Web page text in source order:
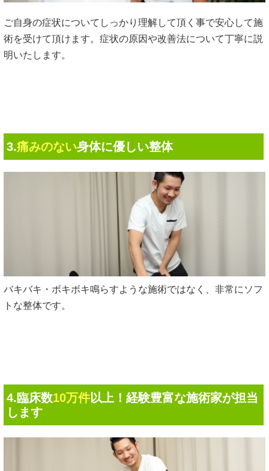
ご自身の症状についてしっかり理解して頂く事で安心して施
術を受けて頂けます。症状の原因や改善法について丁寧に説
明いたします。
3.痛みのない身体に優しい整体
バキバキ・ボキボキ鳴らすような施術ではなく、非常にソフ
トな整体です。
4.臨床数10万件以上！経験豊富な施術家が担当
します